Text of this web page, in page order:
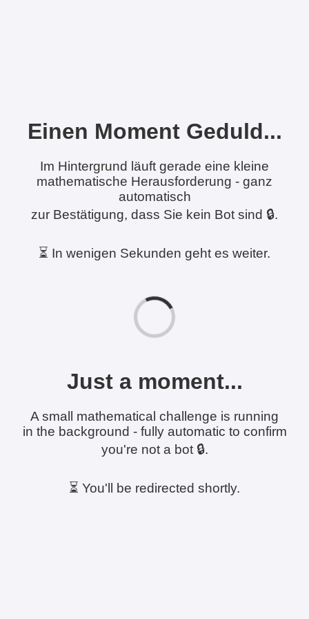
Einen Moment Geduld...
Im Hintergrund läuft gerade eine kleine
mathematische Herausforderung - ganz
automatisch
zur Bestätigung, dass Sie kein Bot sind 🔒.
⏳ In wenigen Sekunden geht es weiter.
Just a moment...
A small mathematical challenge is running
in the background - fully automatic to confirm
you're not a bot 🔒.
⏳ You'll be redirected shortly.